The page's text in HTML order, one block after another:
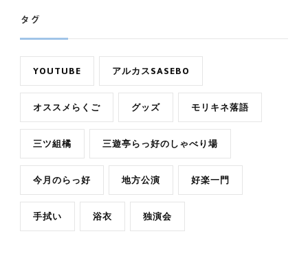
タグ
YOUTUBE アルカスSASEBO
オススメらくご グッズ モリキネ落語
三ツ組橘 三遊亭らっ好のしゃべり場
今月のらっ好 地方公演 好楽一門
手拭い 浴衣 独演会